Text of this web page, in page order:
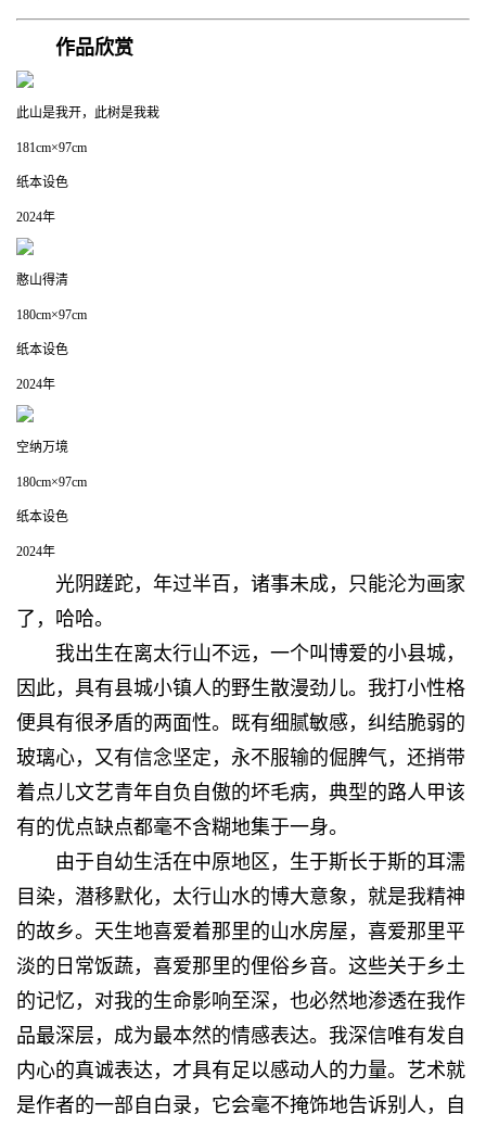
作品欣赏
此山是我开，此树是我栽
181cm×97cm
纸本设色
2024年
憨山得清
180cm×97cm
纸本设色
2024年
空纳万境
180cm×97cm
纸本设色
2024年
光阴蹉跎，年过半百，诸事未成，只能沦为画家
了，哈哈。
我出生在离太行山不远，一个叫博爱的小县城，
因此，具有县城小镇人的野生散漫劲儿。我打小性格
便具有很矛盾的两面性。既有细腻敏感，纠结脆弱的
玻璃心，又有信念坚定，永不服输的倔脾气，还捎带
着点儿文艺青年自负自傲的坏毛病，典型的路人甲该
有的优点缺点都毫不含糊地集于一身。
由于自幼生活在中原地区，生于斯长于斯的耳濡
目染，潜移默化，太行山水的博大意象，就是我精神
的故乡。天生地喜爱着那里的山水房屋，喜爱那里平
淡的日常饭蔬，喜爱那里的俚俗乡音。这些关于乡土
的记忆，对我的生命影响至深，也必然地渗透在我作
品最深层，成为最本然的情感表达。我深信唯有发自
内心的真诚表达，才具有足以感动人的力量。艺术就
是作者的一部自白录，它会毫不掩饰地告诉别人，自